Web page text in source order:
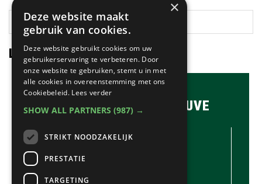
Zoek
op
deze
website
LAATSTE NIEUWS:
BRASSERIE & BAR MAUVE
CONTACTGEGEVENS //
×
Deze website maakt
gebruik van cookies.
Deze website gebruikt cookies om uw
gebruikerservaring te verbeteren. Door
onze website te gebruiken, stemt u in met
alle cookies in overeenstemming met ons
Cookiebeleid. Lees verder
SHOW ALL PARTNERS (987) →
STRIKT NOODZAKELIJK
PRESTATIE
TARGETING